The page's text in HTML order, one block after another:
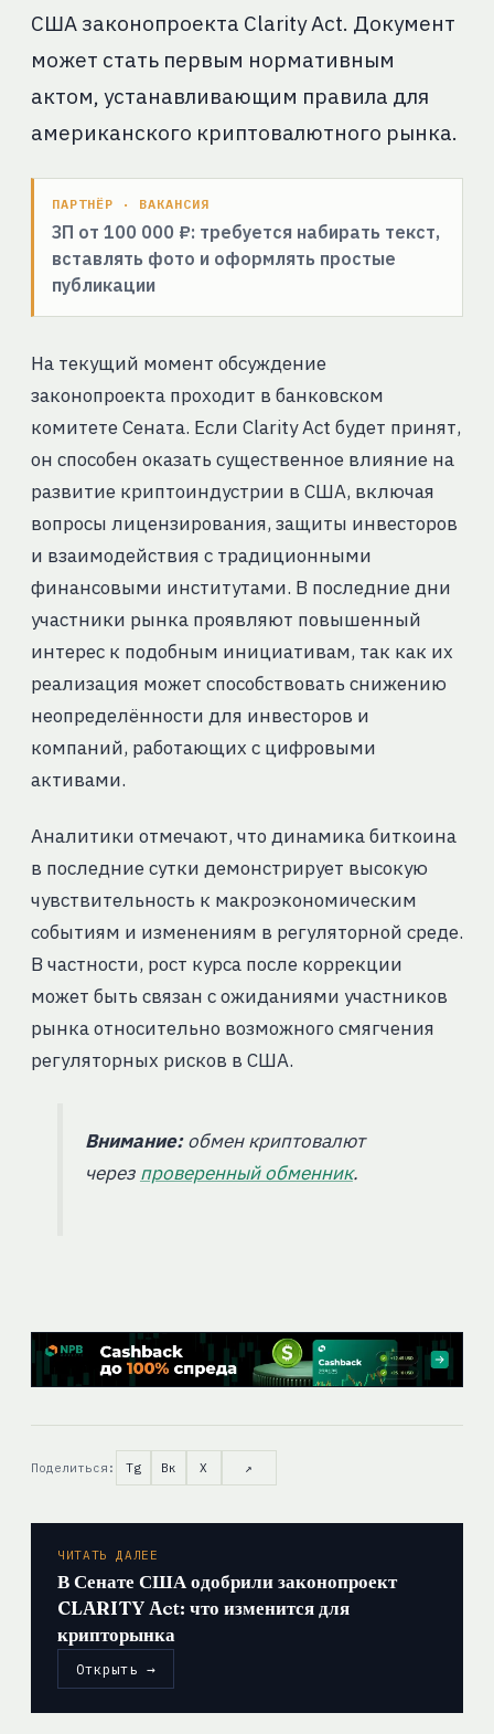
США законопроекта Clarity Act. Документ
может стать первым нормативным
актом, устанавливающим правила для
американского криптовалютного рынка.
ПАРТНЁР · ВАКАНСИЯ
ЗП от 100 000 ₽: требуется набирать текст,
вставлять фото и оформлять простые
публикации
На текущий момент обсуждение
законопроекта проходит в банковском
комитете Сената. Если Clarity Act будет принят,
он способен оказать существенное влияние на
развитие криптоиндустрии в США, включая
вопросы лицензирования, защиты инвесторов
и взаимодействия с традиционными
финансовыми институтами. В последние дни
участники рынка проявляют повышенный
интерес к подобным инициативам, так как их
реализация может способствовать снижению
неопределённости для инвесторов и
компаний, работающих с цифровыми
активами.
Аналитики отмечают, что динамика биткоина
в последние сутки демонстрирует высокую
чувствительность к макроэкономическим
событиям и изменениям в регуляторной среде.
В частности, рост курса после коррекции
может быть связан с ожиданиями участников
рынка относительно возможного смягчения
регуляторных рисков в США.
Внимание:обмен криптовалют
через проверенный обменник.
Поделиться: Tg Вк X ↗
ЧИТАТЬ ДАЛЕЕ
В Сенате США одобрили законопроект
CLARITY Act: что изменится для
крипторынка
Открыть →